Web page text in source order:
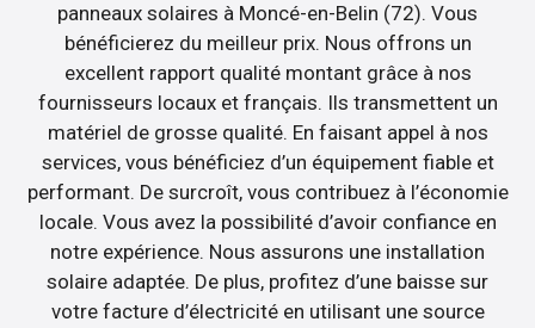
panneaux solaires à Moncé-en-Belin (72). Vous
bénéficierez du meilleur prix. Nous offrons un
excellent rapport qualité montant grâce à nos
fournisseurs locaux et français. Ils transmettent un
matériel de grosse qualité. En faisant appel à nos
services, vous bénéficiez d’un équipement fiable et
performant. De surcroît, vous contribuez à l’économie
locale. Vous avez la possibilité d’avoir confiance en
notre expérience. Nous assurons une installation
solaire adaptée. De plus, profitez d’une baisse sur
votre facture d’électricité en utilisant une source